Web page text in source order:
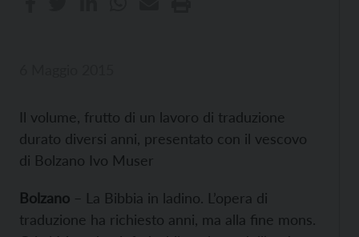
Il volume, frutto di un lavoro di traduzione
durato diversi anni, presentato con il vescovo
di Bolzano Ivo Muser
Bolzano – La Bibbia in ladino. L’opera di
traduzione ha richiesto anni, ma alla fine mons.